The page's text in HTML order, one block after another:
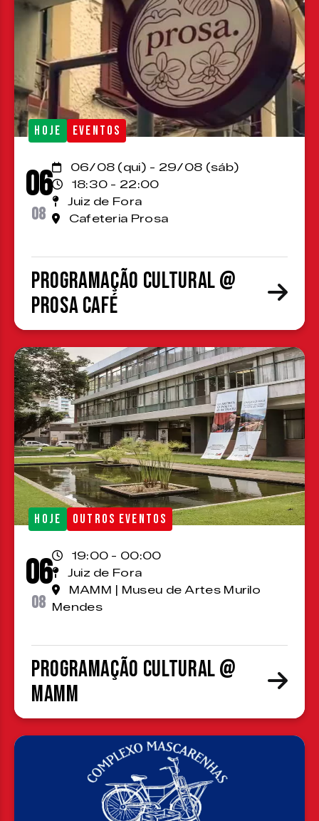
HOJE EVENTOS
06
08
06/08 (qui) - 29/08 (sáb)
18:30 - 22:00
Juiz de Fora
Cafeteria Prosa
Programação cultural @
Prosa Café
HOJE OUTROS EVENTOS
06
08
19:00 - 00:00
Juiz de Fora
MAMM | Museu de Artes Murilo
Mendes
Programação cultural @
MAMM